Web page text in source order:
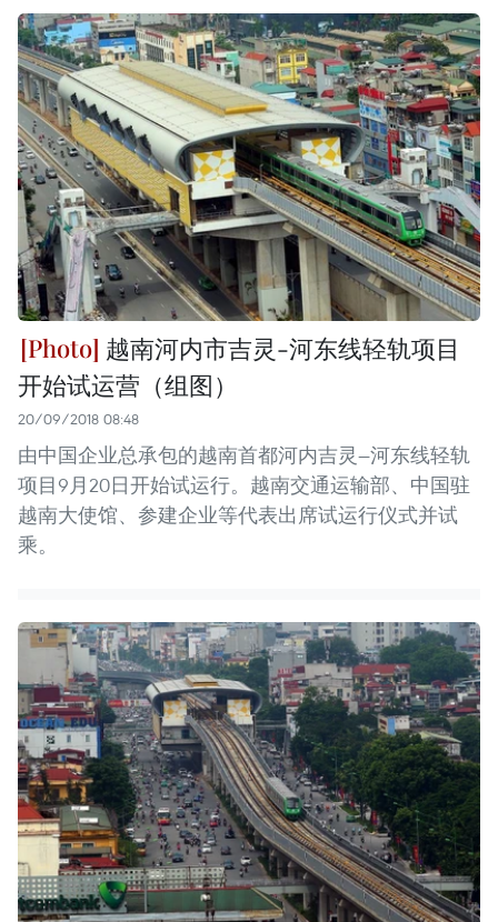
越南河内市吉灵-河东线轻轨项目
开始试运营（组图）
20/09/2018 08:48
由中国企业总承包的越南首都河内吉灵—河东线轻轨
项目9月20日开始试运行。越南交通运输部、中国驻
越南大使馆、参建企业等代表出席试运行仪式并试
乘。